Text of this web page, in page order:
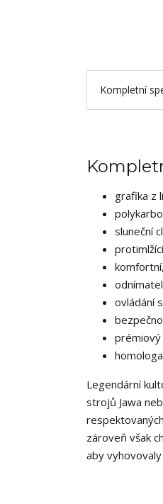
Kompletní
grafika z
sluneční
ovládání
prémiový
Legendární
strojů Jawa
zároveň však
aby